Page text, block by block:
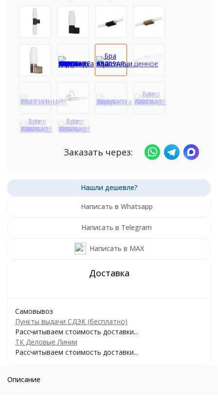
Заказать через:
Написать в Whatsapp
Написать в Telegram
Написать в MAX
Самовывоз
Пункты выдачи СДЭК (бесплатно)
Рассчитываем стоимость доставки...
ТК Деловые Линии
Рассчитываем стоимость доставки...
Описание